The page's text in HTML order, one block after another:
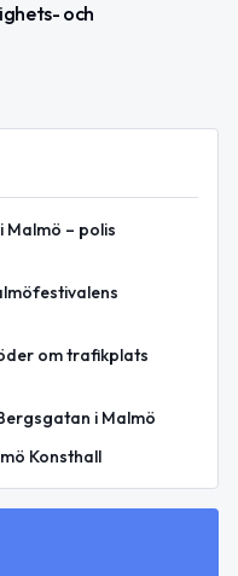
och
Malmö – polis
om trafikplats
i Malmö
Konsthall